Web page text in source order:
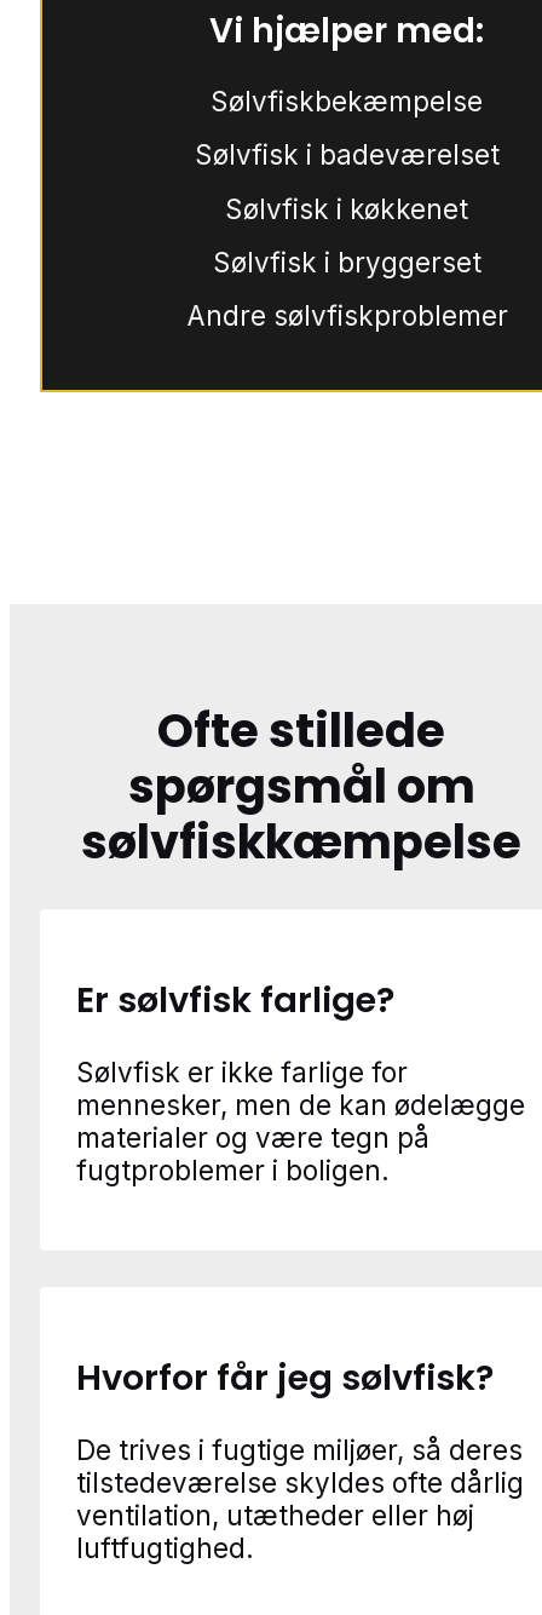
Vi hjælper med:
Sølvfiskbekæmpelse
Sølvfisk i badeværelset
Sølvfisk i køkkenet
Sølvfisk i bryggerset
Andre sølvfiskproblemer
Ofte stillede
spørgsmål om
sølvfiskkæmpelse
Er sølvfisk farlige?
Sølvfisk er ikke farlige for
mennesker, men de kan ødelægge
materialer og være tegn på
fugtproblemer i boligen.
Hvorfor får jeg sølvfisk?
De trives i fugtige miljøer, så deres
tilstedeværelse skyldes ofte dårlig
ventilation, utætheder eller høj
luftfugtighed.